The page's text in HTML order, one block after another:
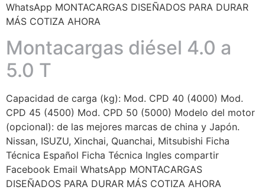
WhatsApp MONTACARGAS DISEÑADOS PARA DURAR
MÁS COTIZA AHORA
Montacargas diésel 4.0 a
5.0 T
Capacidad de carga (kg): Mod. CPD 40 (4000) Mod.
CPD 45 (4500) Mod. CPD 50 (5000) Modelo del motor
(opcional): de las mejores marcas de china y Japón.
Nissan, ISUZU, Xinchai, Quanchai, Mitsubishi Ficha
Técnica Español Ficha Técnica Ingles compartir
Facebook Email WhatsApp MONTACARGAS
DISEÑADOS PARA DURAR MÁS COTIZA AHORA